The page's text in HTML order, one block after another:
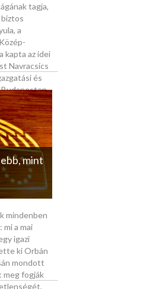
tagja,
a
kapta az idei
Navracsics
és
mint
mindenben
a mai
igazi
ki Orbán
mondott
meg fogják